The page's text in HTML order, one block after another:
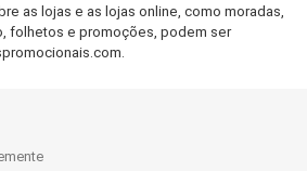
as lojas e as lojas online, como moradas,
folhetos e promoções, podem ser